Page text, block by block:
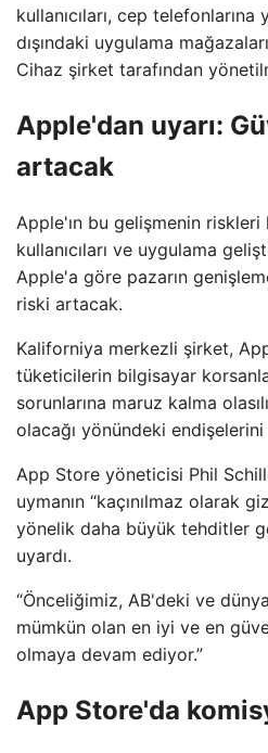
kullanıcıları, cep
dışındaki uygulama
Cihaz şirket tarafından
Apple'dan uyarı:
artacak
Apple'ın bu gelişmenin riskleri
kullanıcıları ve uygulama
Apple'a göre pazarın
riski artacak.
Kaliforniya merkezli şirket,
tüketicilerin bilgisayar
sorunlarına maruz kalma
olacağı yönündeki
App Store yöneticisi Phil
uymanın “kaçınılmaz olarak
yönelik daha büyük tehditler
uyardı.
“Önceliğimiz, AB'deki ve
mümkün olan en iyi ve en
olmaya devam ediyor.”
App Store'da